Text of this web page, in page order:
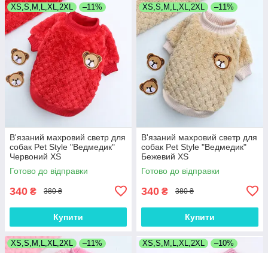
XS,S,M,L,XL,2XL –11%
В'язаний махровий светр для
собак Pet Style "Ведмедик"
Червоний XS
Готово до відправки
340 ₴ 380 ₴
Купити
XS,S,M,L,XL,2XL –11%
В'язаний махровий светр для
собак Pet Style "Ведмедик"
Бежевий XS
Готово до відправки
340 ₴ 380 ₴
Купити
XS,S,M,L,XL,2XL –11% XS,S,M,L,XL,2XL –10%